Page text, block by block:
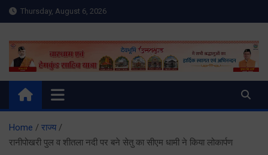
Skip
to
Thursday, August 6, 2026
Meru Raibar | Uttarakhand
News | Uttarkashi News
meruraibar.com
Home
राज्य
रानीपोखरी पुल व शीतला नदी पर बने सेतु का सीएम धामी ने किया लोकार्पण